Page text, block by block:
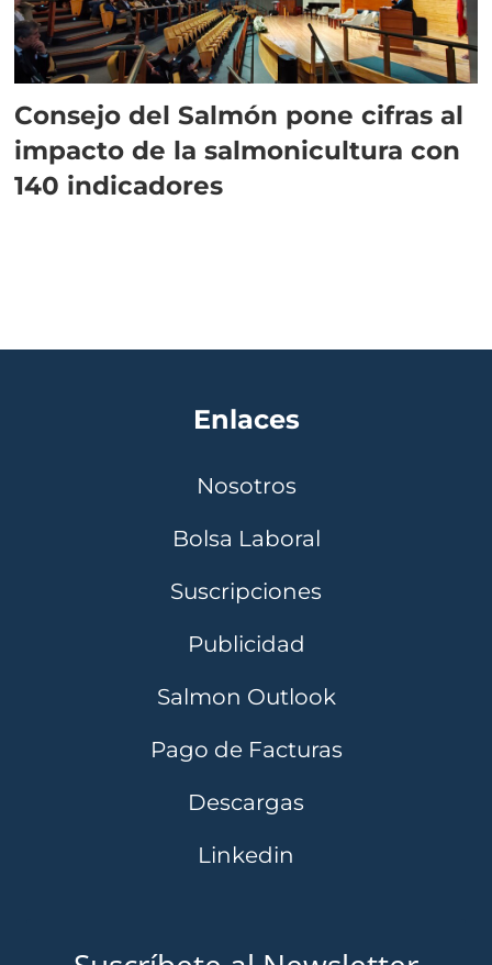
Consejo del Salmón pone cifras al
impacto de la salmonicultura con
140 indicadores
Enlaces
Nosotros
Bolsa Laboral
Suscripciones
Publicidad
Salmon Outlook
Pago de Facturas
Descargas
Linkedin